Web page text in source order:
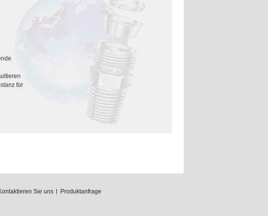
für
Sie uns
Produktanfrage